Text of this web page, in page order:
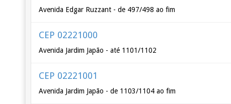
Avenida Edgar Ruzzant - de 497/498 ao fim
CEP 02221000
Avenida Jardim Japão - até 1101/1102
CEP 02221001
Avenida Jardim Japão - de 1103/1104 ao fim